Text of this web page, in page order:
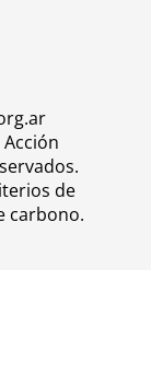
de
carbono.